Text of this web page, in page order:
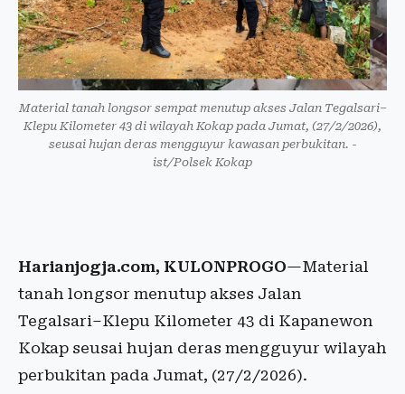
Material tanah longsor sempat menutup akses Jalan Tegalsari–
Klepu Kilometer 43 di wilayah Kokap pada Jumat, (27/2/2026),
seusai hujan deras mengguyur kawasan perbukitan. -
ist/Polsek Kokap
Harianjogja.com, KULONPROGO—Material
tanah longsor menutup akses Jalan
Tegalsari–Klepu Kilometer 43 di Kapanewon
Kokap seusai hujan deras mengguyur wilayah
perbukitan pada Jumat, (27/2/2026).